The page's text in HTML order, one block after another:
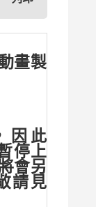
畫製
因此
停上
會另
請見